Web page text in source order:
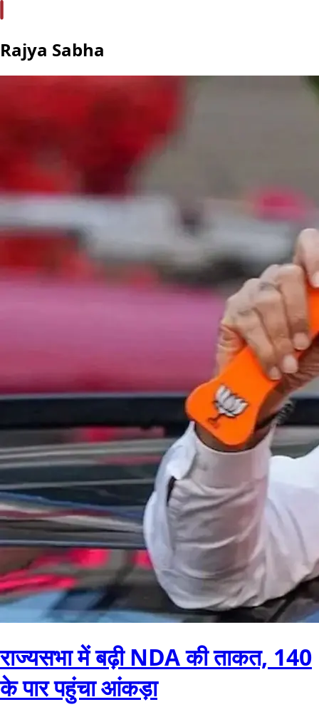
Rajya Sabha
राज्यसभा में बढ़ी NDA की ताकत, 140
के पार पहुंचा आंकड़ा